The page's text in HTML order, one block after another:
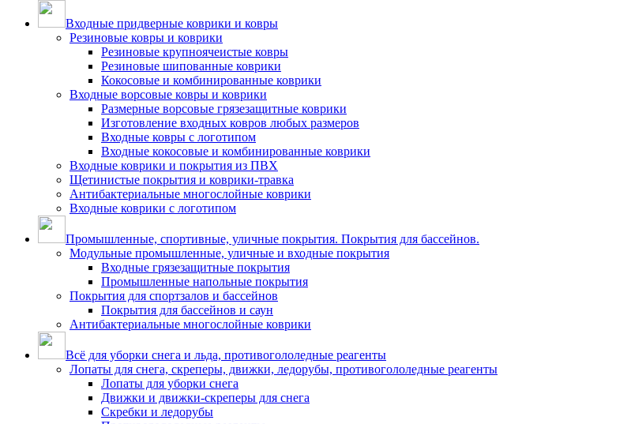
Входные придверные коврики и ковры
Резиновые ковры и коврики
Резиновые крупноячеистые ковры
Резиновые шипованные коврики
Кокосовые и комбинированные коврики
Входные ворсовые ковры и коврики
Размерные ворсовые грязезащитные коврики
Изготовление входных ковров любых размеров
Входные ковры с логотипом
Входные кокосовые и комбинированные коврики
Входные коврики и покрытия из ПВХ
Щетинистые покрытия и коврики-травка
Антибактериальные многослойные коврики
Входные коврики с логотипом
Промышленные, спортивные, уличные покрытия. Покрытия для бассейнов.
Модульные промышленные, уличные и входные покрытия
Входные грязезащитные покрытия
Промышленные напольные покрытия
Покрытия для спортзалов и бассейнов
Покрытия для бассейнов и саун
Антибактериальные многослойные коврики
Всё для уборки снега и льда, противогололедные реагенты
Лопаты для снега, скреперы, движки, ледорубы, противогололедные реагенты
Лопаты для уборки снега
Движки и движки-скреперы для снега
Скребки и ледорубы